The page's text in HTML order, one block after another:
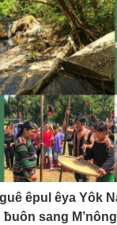
êpul êya Yôk
sang M’nông